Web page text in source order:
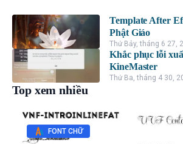
Template After
Phật Giáo
Thứ Bảy, tháng 6 27,
Khắc phục lỗi
KineMaster
Thứ Ba, tháng 4 30,
Top xem nhiều
FONT CHỮ